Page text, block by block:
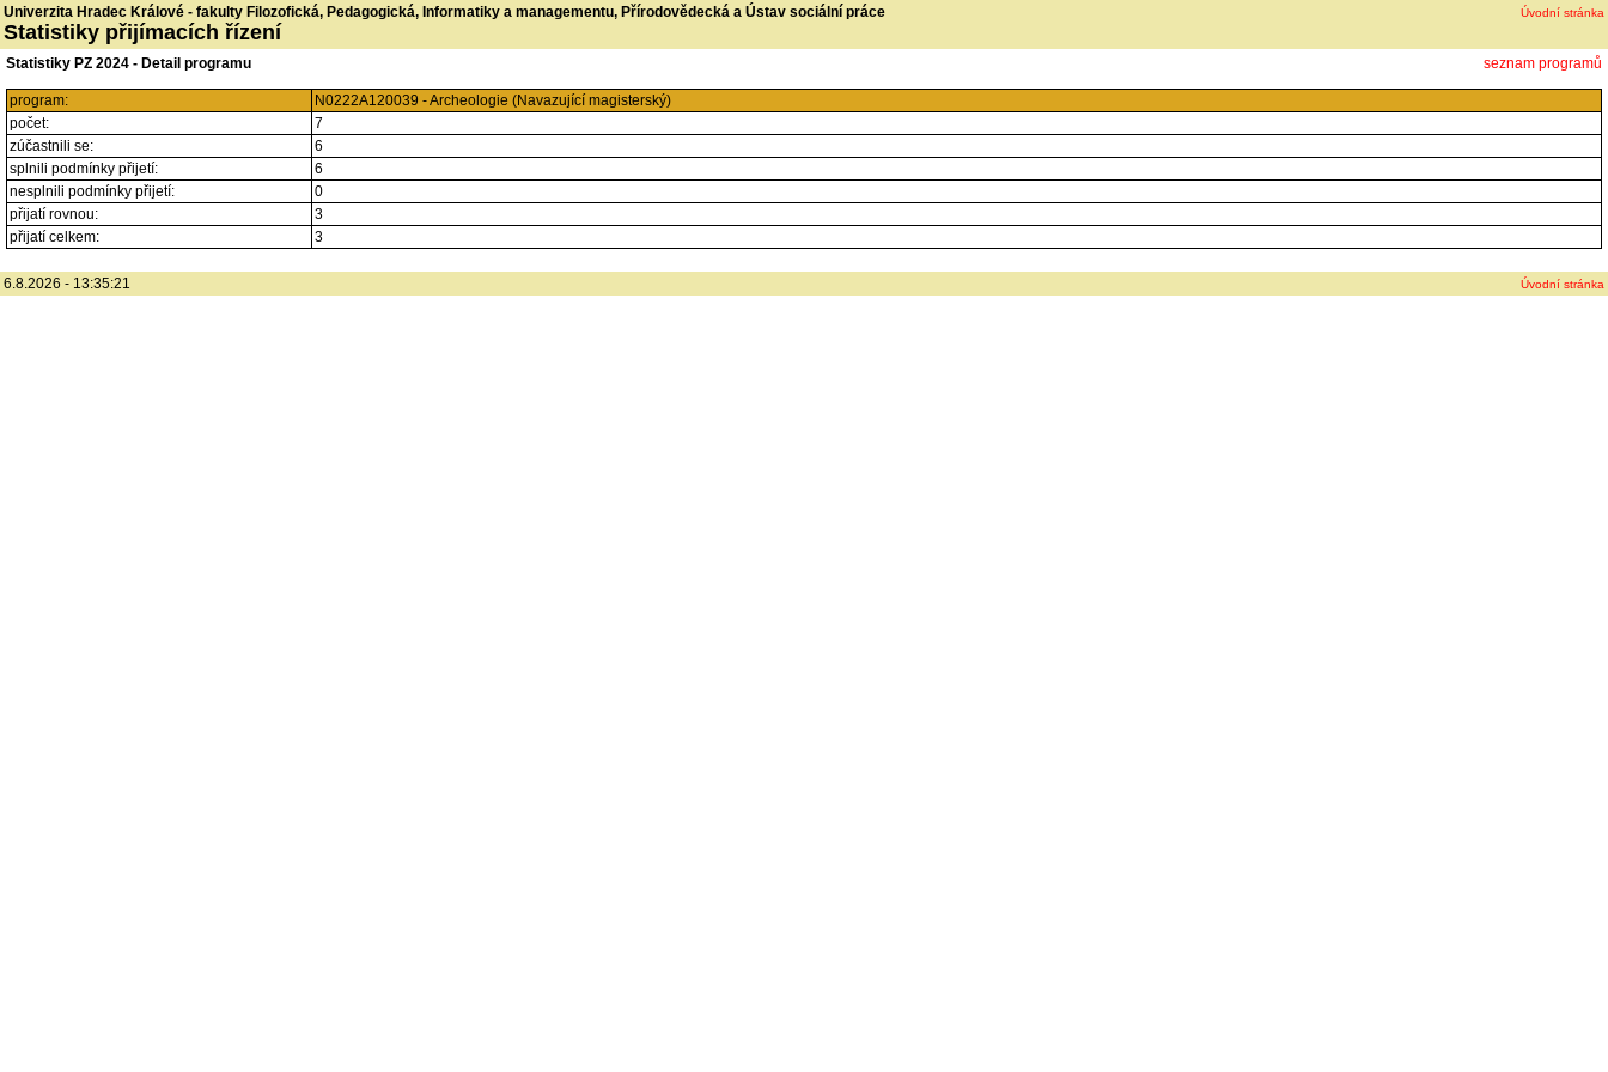
Univerzita Hradec Králové - fakulty Filozofická, Pedagogická, Informatiky a managementu, Přírodovědecká a Ústav sociální práce
Statistiky přijímacích řízení
Úvodní stránka
seznam programů
Statistiky PZ 2024 - Detail programu
program:
N0222A120039 - Archeologie (Navazující magisterský)
počet:
7
zúčastnili se:
6
splnili podmínky přijetí:
6
nesplnili podmínky přijetí:
0
přijatí rovnou:
3
přijatí celkem:
3
6.8.2026 - 13:35:21 Úvodní stránka